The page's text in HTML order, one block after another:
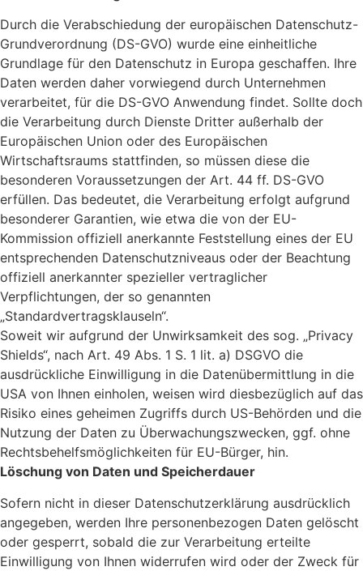
Durch die Verabschiedung der europäischen Datenschutz-
Grundverordnung (DS-GVO) wurde eine einheitliche
Grundlage für den Datenschutz in Europa geschaffen. Ihre
Daten werden daher vorwiegend durch Unternehmen
verarbeitet, für die DS-GVO Anwendung findet. Sollte doch
die Verarbeitung durch Dienste Dritter außerhalb der
Europäischen Union oder des Europäischen
Wirtschaftsraums stattfinden, so müssen diese die
besonderen Voraussetzungen der Art. 44 ff. DS-GVO
erfüllen. Das bedeutet, die Verarbeitung erfolgt aufgrund
besonderer Garantien, wie etwa die von der EU-
Kommission offiziell anerkannte Feststellung eines der EU
entsprechenden Datenschutzniveaus oder der Beachtung
offiziell anerkannter spezieller vertraglicher
Verpflichtungen, der so genannten
„Standardvertragsklauseln“.
Soweit wir aufgrund der Unwirksamkeit des sog. „Privacy
Shields“, nach Art. 49 Abs. 1 S. 1 lit. a) DSGVO die
ausdrückliche Einwilligung in die Datenübermittlung in die
USA von Ihnen einholen, weisen wird diesbezüglich auf das
Risiko eines geheimen Zugriffs durch US-Behörden und die
Nutzung der Daten zu Überwachungszwecken, ggf. ohne
Rechtsbehelfsmöglichkeiten für EU-Bürger, hin.
Löschung von Daten und Speicherdauer
Sofern nicht in dieser Datenschutzerklärung ausdrücklich
angegeben, werden Ihre personenbezogen Daten gelöscht
oder gesperrt, sobald die zur Verarbeitung erteilte
Einwilligung von Ihnen widerrufen wird oder der Zweck für